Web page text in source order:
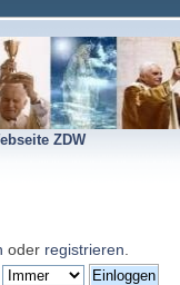
ZDW
oder registrieren